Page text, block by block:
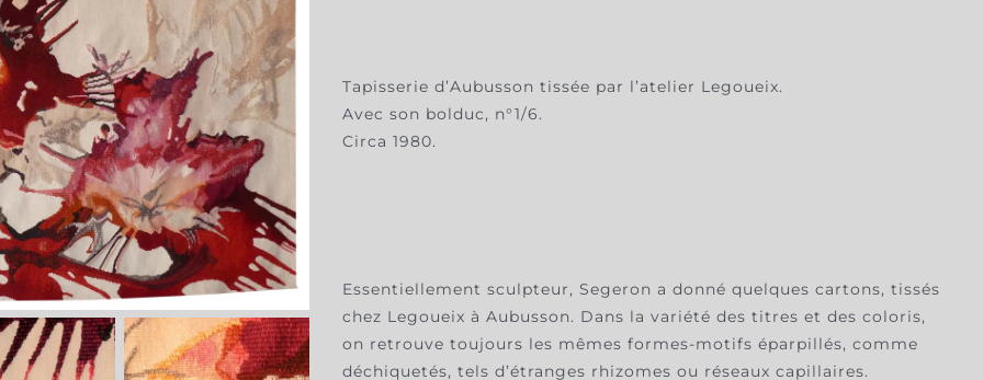
Tapisserie d’Aubusson tissée par l’atelier Legoueix.
Avec son bolduc, n°1/6.
Circa 1980.
Essentiellement sculpteur, Segeron a donné quelques cartons, tissés
chez Legoueix à Aubusson. Dans la variété des titres et des coloris,
on retrouve toujours les mêmes formes-motifs éparpillés, comme
déchiquetés, tels d’étranges rhizomes ou réseaux capillaires.